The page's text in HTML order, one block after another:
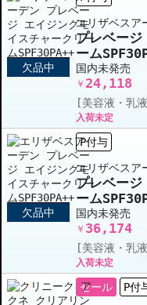
欠品中
エリザベスア
プレベージ
ーム
ット
国内未発売
￥ 24,118
[美容液・乳
入荷未定
欠品中
P付与
エリザベスア
プレベージ
ーム
ット
国内未発売
￥ 36,174
[美容液・乳
入荷未定
セール P付